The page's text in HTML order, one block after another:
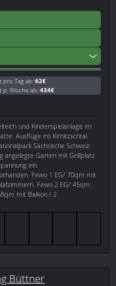
pro Tag ab: 62€
p. Woche ab: 434€
und Kinderspielanlage im
Ausflüge ins Kirnitzschtal
Sächsische Schweiz
angelegte Garten mit Grillplatz
ein.
Fewo 1 EG/ 70qm mit
Fewo 2 EG/ 45qm
mit Balkon / 2
Büttner